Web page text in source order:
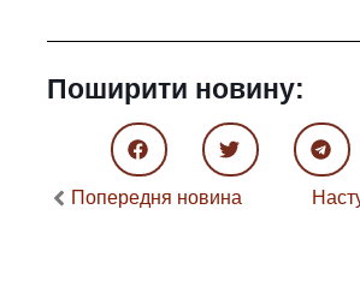
Поширити новину:
Попередня новина